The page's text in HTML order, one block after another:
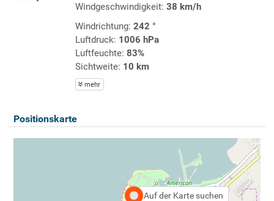
Windgeschwindigkeit: 38 km/h
Windrichtung: 242 °
Luftdruck: 1006 hPa
Luftfeuchte: 83%
Sichtweite: 10 km
mehr
Positionskarte
Auf der Karte suchen